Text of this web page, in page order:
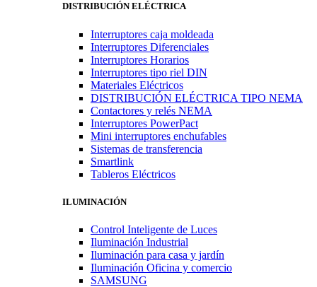
DISTRIBUCIÓN ELÉCTRICA
Interruptores caja moldeada
Interruptores Diferenciales
Interruptores Horarios
Interruptores tipo riel DIN
Materiales Eléctricos
DISTRIBUCIÓN ELÉCTRICA TIPO NEMA
Contactores y relés NEMA
Interruptores PowerPact
Mini interruptores enchufables
Sistemas de transferencia
Smartlink
Tableros Eléctricos
ILUMINACIÓN
Control Inteligente de Luces
Iluminación Industrial
Iluminación para casa y jardín
Iluminación Oficina y comercio
SAMSUNG